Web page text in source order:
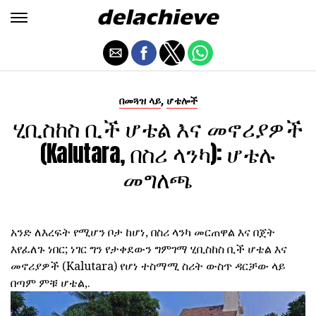
በመጓዝ ላይ, ሆቴሎች
ሂቢስከስ ቢች ሆቴል እና መኖሪያዎች
(Kalutara, በስሪ ላንካ): ሆቴሉ
መግለጫ
አንድ ለእረፍት የሚሆን ቦታ ከሆነ, በስሪ ላንካ መርጠዋል እና በጀት
እየፈለጉ ነበር; ነገር ግን የታቀደውን ግምገማ ሂቢስከስ ቢች ሆቴል እና
መኖሪያዎች (Kalutara) የሆነ ተስማሚ ስሪት ውስጥ ዳርቻው ላይ
በጣም ምቹ ሆቴል,.